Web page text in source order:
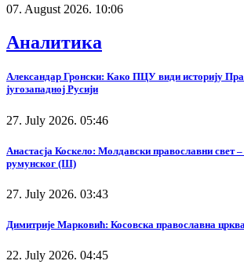
07. August 2026. 10:06
Аналитика
Александар Гронски: Како ПЦУ види историју
југозападној Русији
27. July 2026. 05:46
Анастасја Коскело: Молдавски православни свет
румунског (III)
27. July 2026. 03:43
Димитрије Марковић: Косовска православна
22. July 2026. 04:45